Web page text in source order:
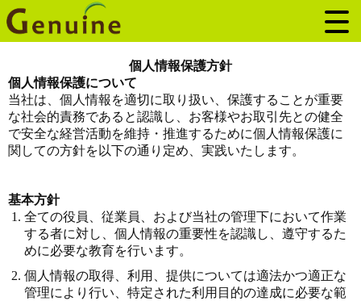
個人情報保護方針
個人情報保護について
当社は、個人情報を適切に取り扱い、保護することが重要
な社会的責務であると認識し、お客様やお取引先との健全
で安全な経営活動を維持・推進するために個人情報保護に
関しての方針を以下の通り定め、実践いたします。
基本方針
全ての役員、従業員、および当社の管理下において作業
する者に対し、個人情報の重要性を認識し、遵守するた
めに必要な教育を行います。
個人情報の取得、利用、提供については適法かつ適正な
管理により行い、特定された利用目的の達成に必要な範